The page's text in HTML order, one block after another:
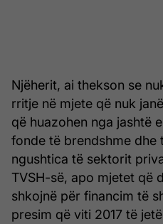
Njëherit, ai thekson se
rritje në mjete që nuk
që huazohen nga jashtë
fonde të brendshme dhe
ngushtica të sektorit
TVSH-së, apo mjetet që
shkojnë për financim të
presim që viti 2017 të